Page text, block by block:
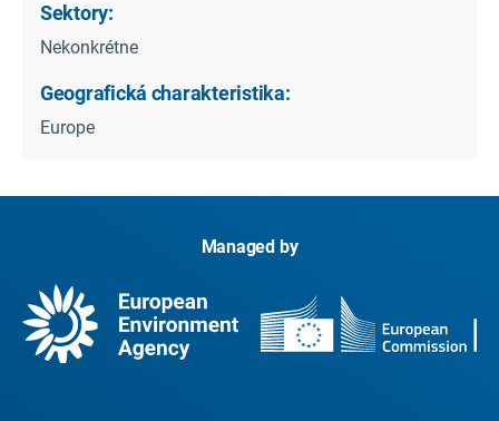
Sektory:
Nekonkrétne
Geografická charakteristika:
Europe
Managed by